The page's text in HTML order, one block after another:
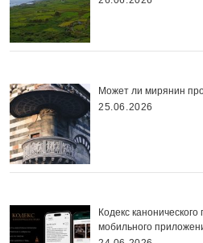
Может ли мирянин
25.06.2026
Кодекс
мобильного